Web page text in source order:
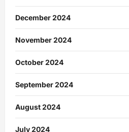
December 2024
November 2024
October 2024
September 2024
August 2024
July 2024